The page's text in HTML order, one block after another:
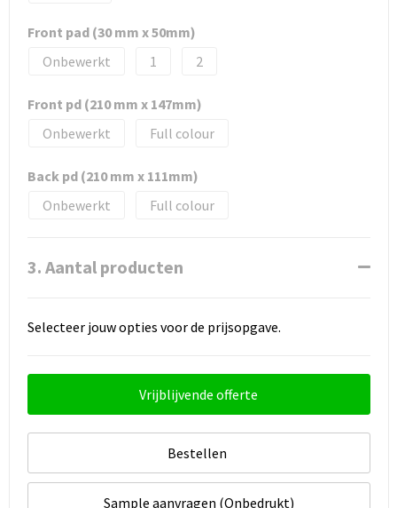
Front pad (30 mm x 50mm)
Onbewerkt
1 2
Front pd (210 mm x 147mm)
Onbewerkt
Full colour
Back pd (210 mm x 111mm)
Onbewerkt
Full colour
3. Aantal producten
Selecteer jouw opties voor de prijsopgave.
Vrijblijvende offerte
Bestellen
Sample aanvragen (Onbedrukt)